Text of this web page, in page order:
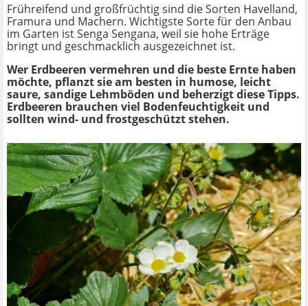
Frühreifend und großfrüchtig sind die Sorten Havelland,
Framura und Machern. Wichtigste Sorte für den Anbau
im Garten ist Senga Sengana, weil sie hohe Erträge
bringt und geschmacklich ausgezeichnet ist.
Wer Erdbeeren vermehren und die beste Ernte haben
möchte, pflanzt sie am besten in humose, leicht
saure, sandige Lehmböden und beherzigt diese Tipps.
Erdbeeren brauchen viel Bodenfeuchtigkeit und
sollten wind- und frostgeschützt stehen.